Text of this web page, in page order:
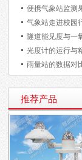
便携气象站监测
气象站走进校园
隧道能见度与一
光度计的运行与
雨量站的数据对
推荐产品